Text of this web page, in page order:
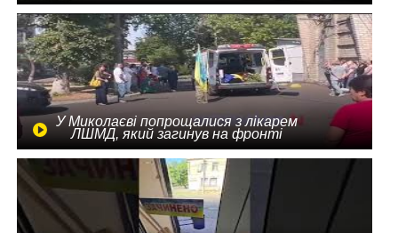
У Миколаєві попрощалися з лікарем
ЛШМД, який загинув на фронті